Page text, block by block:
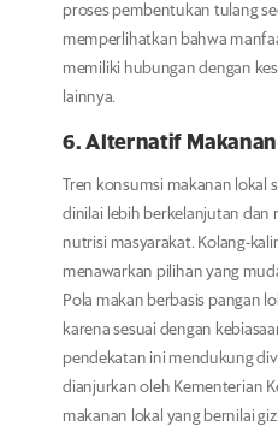
proses pembentukan tulang
memperlihatkan bahwa
memiliki hubungan dengan
lainnya.
6. Alternatif Makanan
Tren konsumsi makanan lokal
dinilai lebih berkelanjutan dan
nutrisi masyarakat. Kolang-
menawarkan pilihan yang
Pola makan berbasis pangan
karena sesuai dengan
pendekatan ini mendukung
dianjurkan oleh Kementerian
makanan lokal yang bernilai